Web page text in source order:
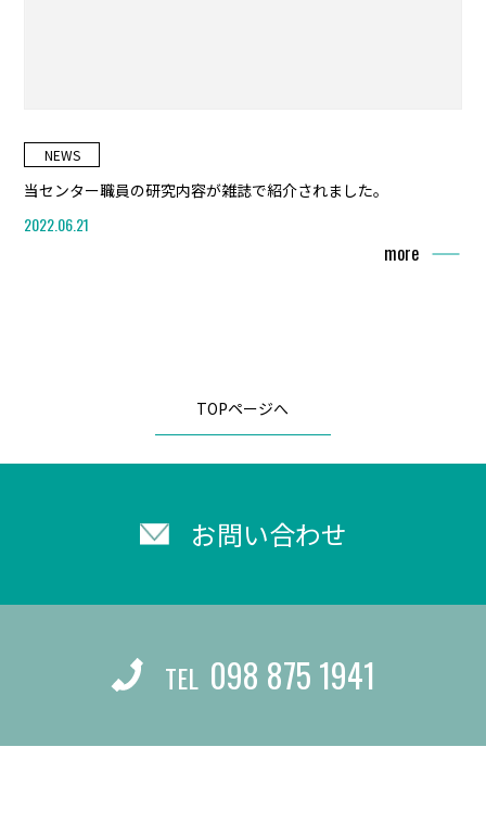
NEWS
当センター職員の研究内容が雑誌で紹介されました。
2022.06.21
more
TOPページへ
お問い合わせ
TEL 098 875 1941